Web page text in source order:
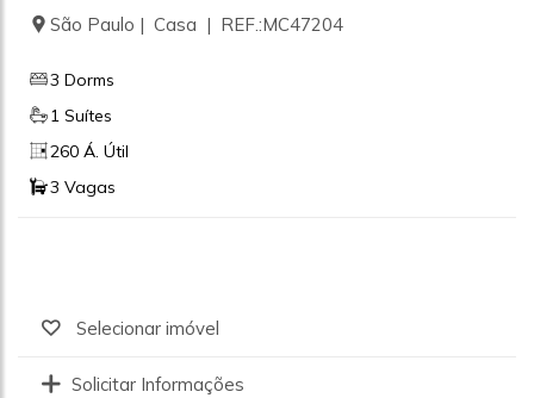
São Paulo | Casa | REF.:MC47204
3 Dorms
1 Suítes
260 Á. Útil
3 Vagas
Selecionar imóvel
Solicitar Informações